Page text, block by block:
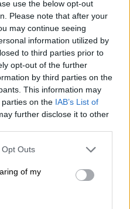
use the below opt-out
Please note that after your
may continue seeing
information utilized by
to third parties prior to
opt-out of the further
by third parties on the
This information may
on the IAB’s List of
further disclose it to other
uses one or more Google
behaviour. You may click to
and its third-party tags to
purposes in below Google
Outs
of my
- Οι ΗΠΑ
ώρες ο
θα είναι υπό
για το